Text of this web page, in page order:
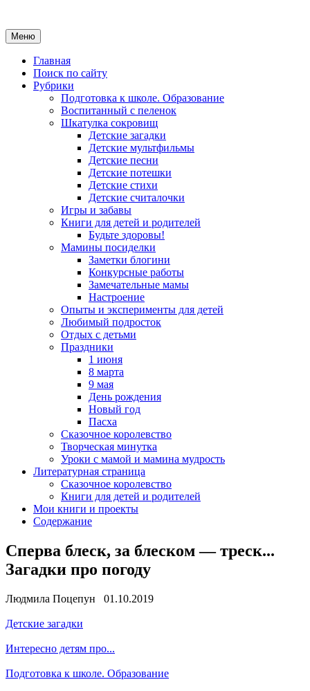
Меню
Главная
Поиск по сайту
Рубрики
Подготовка к школе. Образование
Воспитанный с пеленок
Шкатулка сокровищ
Детские загадки
Детские мультфильмы
Детские песни
Детские потешки
Детские стихи
Детские считалочки
Игры и забавы
Книги для детей и родителей
Будьте здоровы!
Мамины посиделки
Заметки блогини
Конкурсные работы
Замечательные мамы
Настроение
Опыты и эксперименты для детей
Любимый подросток
Отдых с детьми
Праздники
1 июня
8 марта
9 мая
День рождения
Новый год
Пасха
Сказочное королевство
Творческая минутка
Уроки с мамой и мамина мудрость
Литературная страница
Сказочное королевство
Книги для детей и родителей
Мои книги и проекты
Содержание
Сперва блеск, за блеском — треск...
Загадки про погоду
Людмила Поцепун 01.10.2019
Детские загадки
Интересно детям про...
Подготовка к школе. Образование